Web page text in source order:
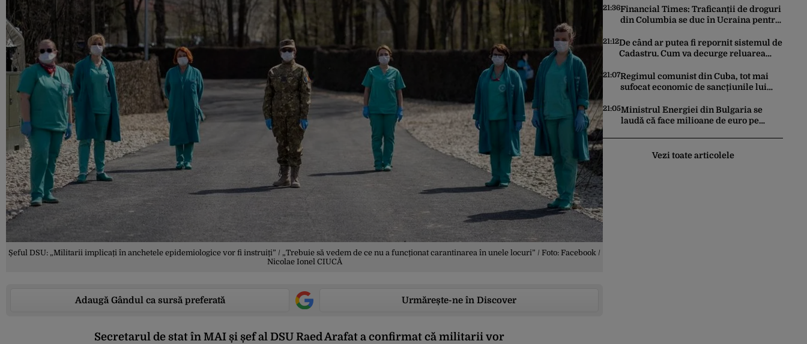
Șeful DSU: „Militarii implicați în anchetele epidemiologice vor fi instruiți” / „Trebuie să vedem de ce nu a funcționat carantinarea în unele locuri” / Foto: Facebook /
Nicolae Ionel CIUCĂ
Adaugă Gândul ca sursă preferată Urmărește-ne în Discover
Secretarul de stat în MAI și șef al DSU Raed Arafat a confirmat că militarii vor
termocentralelor: „Pentru că a dat
afară translatorii”
21:36Financial Times: Traficanții de droguri
din Columbia se duc în Ucraina pentru
21:12De când ar putea fi repornit sistemul de
Cadastru. Cum va decurge reluarea
21:07Regimul comunist din Cuba, tot mai
sufocat economic de sancțiunile lui
ocoli sancțiunile prin mimat reforme”
21:05Ministrul Energiei din Bulgaria se
laudă că face milioane de euro pe
Vezi toate articolele